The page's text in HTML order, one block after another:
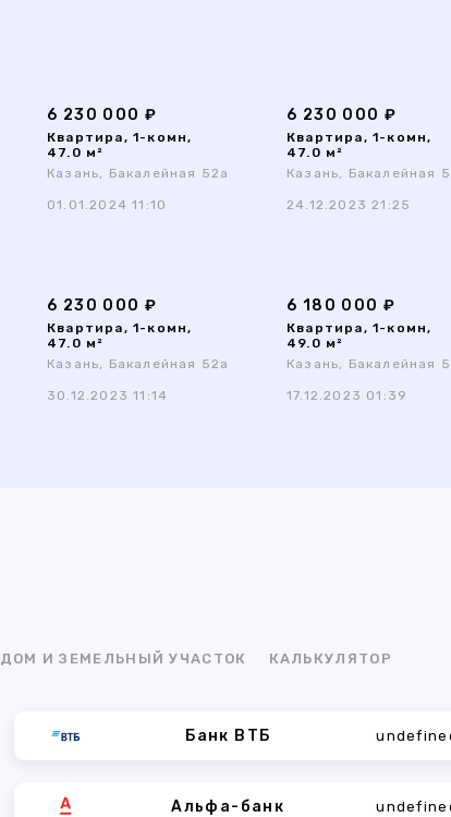
6 230 000 ₽
Квартира, 1-комн,
47.0 м²
Казань, Бакалейная 52а
01.01.2024 11:10
6 230 000 ₽
Квартира, 1-комн,
47.0 м²
Казань, Бакалейная
24.12.2023 21:25
6 230 000 ₽
Квартира, 1-комн,
47.0 м²
Казань, Бакалейная 52а
30.12.2023 11:14
6 180 000 ₽
Квартира, 1-комн,
49.0 м²
Казань, Бакалейная
17.12.2023 01:39
ДОМ И ЗЕМЕЛЬНЫЙ УЧАСТОК КАЛЬКУЛЯТОР
Банк ВТБ
Альфа-банк